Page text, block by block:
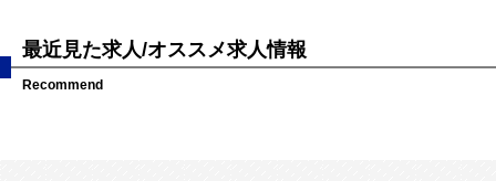
最近見た求人/オススメ求人情報
Recommend